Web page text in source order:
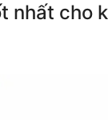
nhất cho